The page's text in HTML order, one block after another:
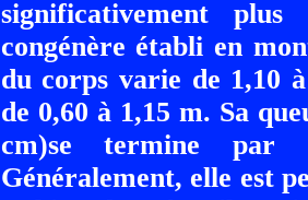
significativement
congénère établi en
du corps varie de 1,10
de 0,60 à 1,15 m. Sa
cm)se termine par
Généralement, elle est